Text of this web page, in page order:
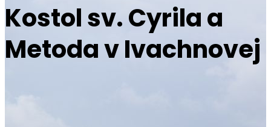
Kostol sv. Cyrila a
Metoda v Ivachnovej